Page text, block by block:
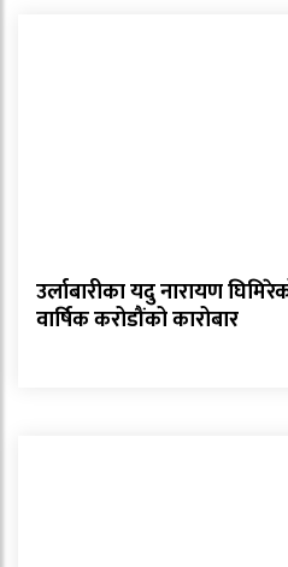
उर्लाबारीका यदु नारायण
वार्षिक करोडौंको कारोबार